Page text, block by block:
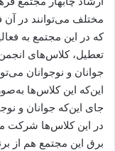
مختلف می‌توانند در
که در این مجتمع به
جوانان و نوجوانان
این‌که این کلاس‌ها
جای این‌که جوانان و
در این کلاس‌ها شرکت
برق این مجتمع هم از